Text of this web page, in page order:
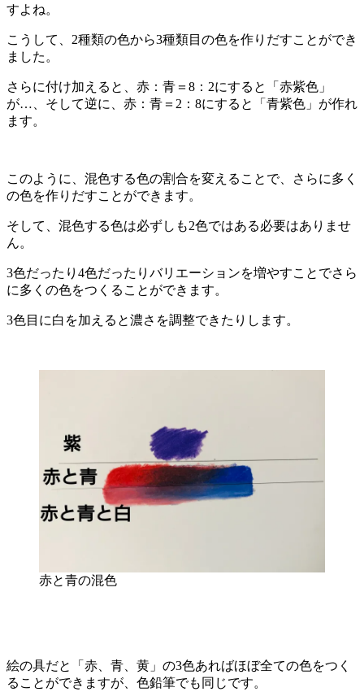
すよね。
こうして、2種類の色から3種類目の色を作りだすことができ
ました。
さらに付け加えると、赤：青＝8：2にすると「赤紫色」
が…、そして逆に、赤：青＝2：8にすると「青紫色」が作れ
ます。
このように、混色する色の割合を変えることで、さらに多く
の色を作りだすことができます。
そして、混色する色は必ずしも2色ではある必要はありませ
ん。
3色だったり4色だったりバリエーションを増やすことでさら
に多くの色をつくることができます。
3色目に白を加えると濃さを調整できたりします。
赤と青の混色
絵の具だと「赤、青、黄」の3色あればほぼ全ての色をつく
ることができますが、色鉛筆でも同じです。